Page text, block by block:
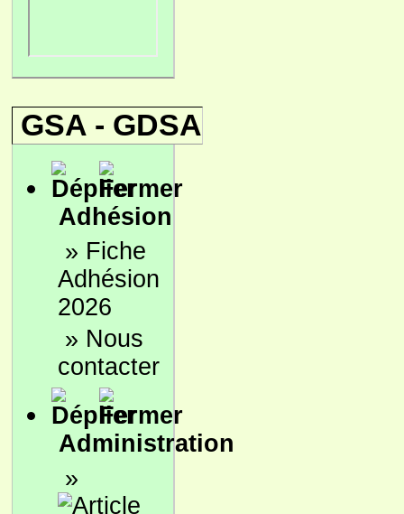
GSA - GDSA
Adhésion
» Fiche
Adhésion
2026
» Nous
contacter
Administration
»